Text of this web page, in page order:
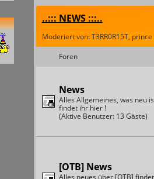
..::: NEWS :::..
Moderiert von: T3RR0R15T, prince
Foren
News
Alles Allgemeines, was neu
findet ihr hier !
(Aktive Benutzer: 13 Gäste)
[OTB] News
Alles neues über [OTB]